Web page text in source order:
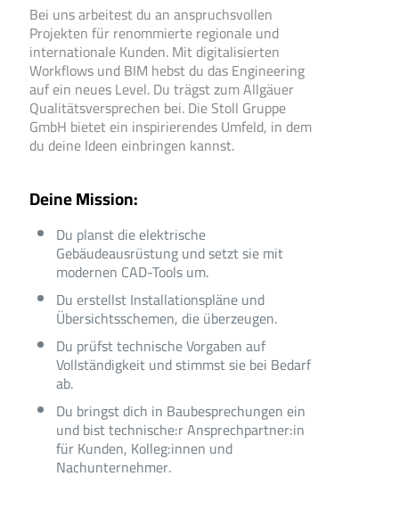
Bei uns arbeitest du an anspruchsvollen
Projekten für renommierte regionale und
internationale Kunden. Mit digitalisierten
Workflows und BIM hebst du das Engineering
auf ein neues Level. Du trägst zum Allgäuer
Qualitätsversprechen bei. Die Stoll Gruppe
GmbH bietet ein inspirierendes Umfeld, in dem
du deine Ideen einbringen kannst.
Deine Mission:
Du planst die elektrische
Gebäudeausrüstung und setzt sie mit
modernen CAD-Tools um.
Du erstellst Installationspläne und
Übersichtsschemen, die überzeugen.
Du prüfst technische Vorgaben auf
Vollständigkeit und stimmst sie bei Bedarf
ab.
Du bringst dich in Baubesprechungen ein
und bist technische:r Ansprechpartner:in
für Kunden, Kolleg:innen und
Nachunternehmer.